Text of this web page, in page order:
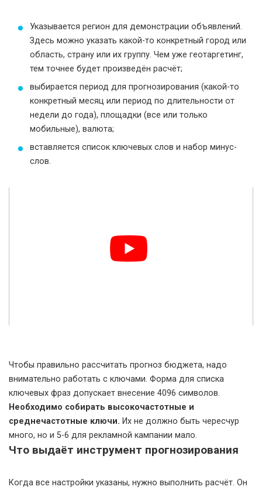
Указывается регион для демонстрации объявлений.
Здесь можно указать какой-то конкретный город или
область, страну или их группу. Чем уже геотаргетинг,
тем точнее будет произведён расчёт;
выбирается период для прогнозирования (какой-то
конкретный месяц или период по длительности от
недели до года), площадки (все или только
мобильные), валюта;
вставляется список ключевых слов и набор минус-
слов.
Чтобы правильно рассчитать прогноз бюджета, надо
внимательно работать с ключами. Форма для списка
ключевых фраз допускает внесение 4096 символов.
Необходимо собирать высокочастотные и
среднечастотные ключи. Их не должно быть чересчур
много, но и 5-6 для рекламной кампании мало.
Что выдаёт инструмент прогнозирования
Когда все настройки указаны, нужно выполнить расчёт. Он